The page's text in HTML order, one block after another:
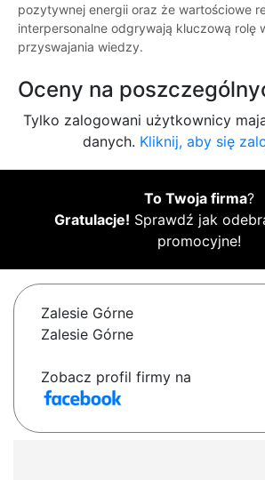
pozytywnej energii oraz że wartościowe
interpersonalne odgrywają kluczową rolę
przyswajania wiedzy.
Oceny na
Tylko zalogowani użytkownicy
danych. Kliknij, aby się
To Twoja firma?
Gratulacje! Sprawdź jak
promocyjne!
Zalesie Górne
Zalesie Górne
Zobacz profil firmy na